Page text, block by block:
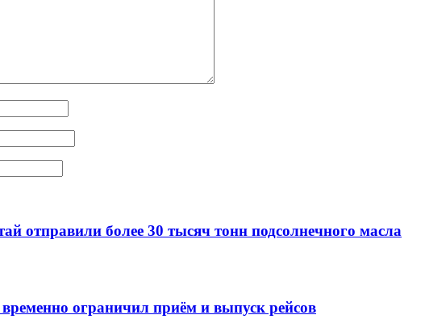
отправили более 30 тысяч тонн подсолнечного масла
ограничил приём и выпуск рейсов